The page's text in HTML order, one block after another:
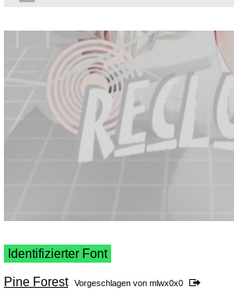
Identifizierter Font
Pine Forest Vorgeschlagen von mlwx0x0